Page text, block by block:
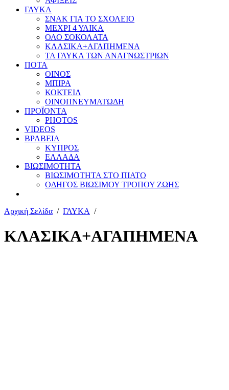
ΓΛΥΚΑ
ΣΝΑΚ ΓΙΑ ΤΟ ΣΧΟΛΕΙΟ
ΜΕΧΡΙ 4 ΥΛΙΚΑ
ΟΛΟ ΣΟΚΟΛΑΤΑ
ΚΛΑΣΙΚΑ+ΑΓΑΠΗΜΕΝΑ
ΤΑ ΓΛΥΚΑ ΤΩΝ ΑΝΑΓΝΩΣΤΡΙΩΝ
ΠΟΤΑ
ΟΙΝΟΣ
ΜΠΙΡΑ
ΚΟΚΤΕΙΛ
ΟΙΝΟΠΝΕΥΜΑΤΩΔΗ
ΠΡΟΪΟΝΤΑ
PHOTOS
VIDEOS
ΒΡΑΒΕΙΑ
ΚΥΠΡΟΣ
ΕΛΛΑΔΑ
ΒΙΩΣΙΜΟΤΗΤΑ
ΒΙΩΣΙΜΟΤΗΤΑ ΣΤΟ ΠΙΑΤΟ
ΟΔΗΓΟΣ ΒΙΩΣΙΜΟΥ ΤΡΟΠΟΥ ΖΩΗΣ
Αρχική Σελίδα / ΓΛΥΚΑ /
ΚΛΑΣΙΚΑ+ΑΓΑΠΗΜΕΝΑ